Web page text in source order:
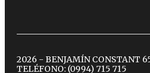
2026 - BENJAMÍN CONSTANT
TELÉFONO: (0994) 715 715